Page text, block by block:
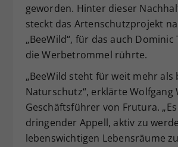
geworden. Hinter dieser
steckt das Artenschutzprojekt
„BeeWild“, für das auch Dominic
die Werbetrommel rührte.
„BeeWild steht für weit mehr als
Naturschutz“, erklärte Wolfgang
Geschäftsführer von Frutura.
dringender Appell, aktiv zu
lebenswichtigen Lebensräume